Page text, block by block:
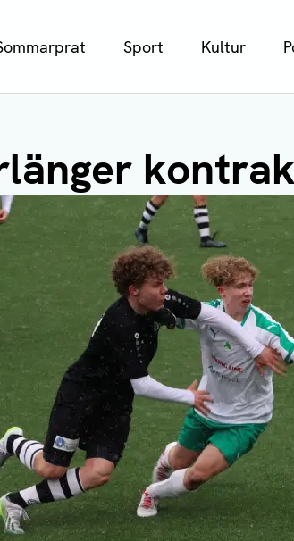
Sport Kultur